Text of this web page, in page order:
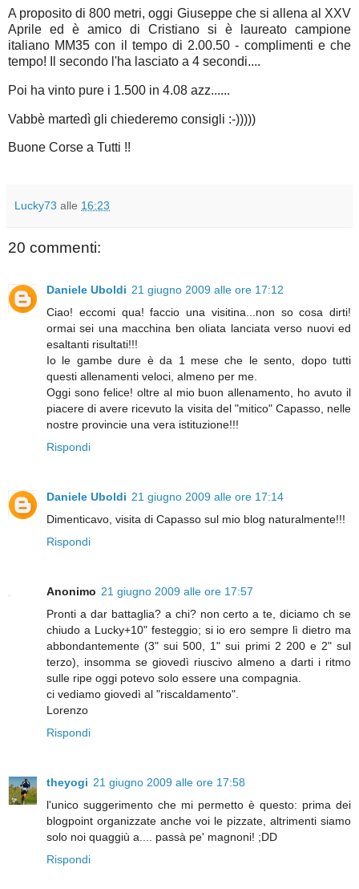
A proposito di 800 metri, oggi Giuseppe che si allena al XXV
Aprile ed è amico di Cristiano si è laureato campione
italiano MM35 con il tempo di 2.00.50 - complimenti e che
tempo! Il secondo l'ha lasciato a 4 secondi....
Poi ha vinto pure i 1.500 in 4.08 azz......
Vabbè martedì gli chiederemo consigli :-)))))
Buone Corse a Tutti !!
Lucky73 alle 16:23
20 commenti:
Daniele Uboldi 21 giugno 2009 alle ore 17:12
Ciao! eccomi qua! faccio una visitina...non so cosa dirti!
ormai sei una macchina ben oliata lanciata verso nuovi ed
esaltanti risultati!!!
Io le gambe dure è da 1 mese che le sento, dopo tutti
questi allenamenti veloci, almeno per me.
Oggi sono felice! oltre al mio buon allenamento, ho avuto il
piacere di avere ricevuto la visita del "mitico" Capasso, nelle
nostre provincie una vera istituzione!!!
Rispondi
Daniele Uboldi 21 giugno 2009 alle ore 17:14
Dimenticavo, visita di Capasso sul mio blog naturalmente!!!
Rispondi
Anonimo 21 giugno 2009 alle ore 17:57
Pronti a dar battaglia? a chi? non certo a te, diciamo ch se
chiudo a Lucky+10" festeggio; si io ero sempre lì dietro ma
abbondantemente (3" sui 500, 1" sui primi 2 200 e 2" sul
terzo), insomma se giovedì riuscivo almeno a darti i ritmo
sulle ripe oggi potevo solo essere una compagnia.
ci vediamo giovedì al "riscaldamento".
Lorenzo
Rispondi
theyogi 21 giugno 2009 alle ore 17:58
l'unico suggerimento che mi permetto è questo: prima dei
blogpoint organizzate anche voi le pizzate, altrimenti siamo
solo noi quaggiù a.... passà pe' magnoni! ;DD
Rispondi